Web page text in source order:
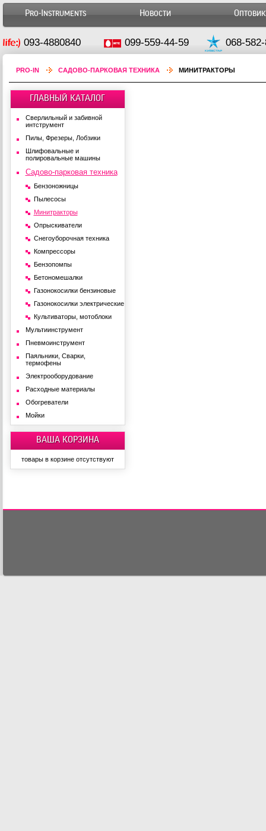
Pro-Instruments Новости
093-4880840 099-559-44-59 068-
PRO-IN САДОВО-ПАРКОВАЯ ТЕХНИКА МИНИТРАКТОРЫ
ГЛАВНЫЙ КАТАЛОГ
Сверлильный и забивной
интструмент
Пилы, Фрезеры, Лобзики
Шлифовальные и
полировальные машины
Садово-парковая техника
Бензоножницы
Пылесосы
Минитракторы
Опрыскиватели
Снегоуборочная техника
Компрессоры
Бензопомпы
Бетономешалки
Газонокосилки бензиновые
Газонокосилки электрические
Культиваторы, мотоблоки
Мультиинструмент
Пневмоинструмент
Паяльники, Сварки,
термофены
Электрооборудование
Расходные материалы
Обогреватели
Мойки
ВАША КОРЗИНА
товары в корзине отсутствуют